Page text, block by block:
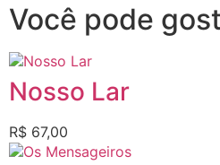
Você pode
Nosso Lar
R$ 67,00